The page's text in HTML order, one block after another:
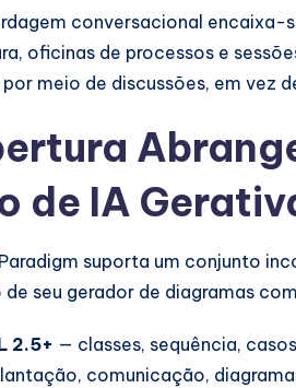
conversacional encaixa-
oficinas de processos e
meio de discussões, em vez
de IA
suporta um conjunto
de seu gerador de diagramas
2.5+ — classes, sequência,
comunicação,